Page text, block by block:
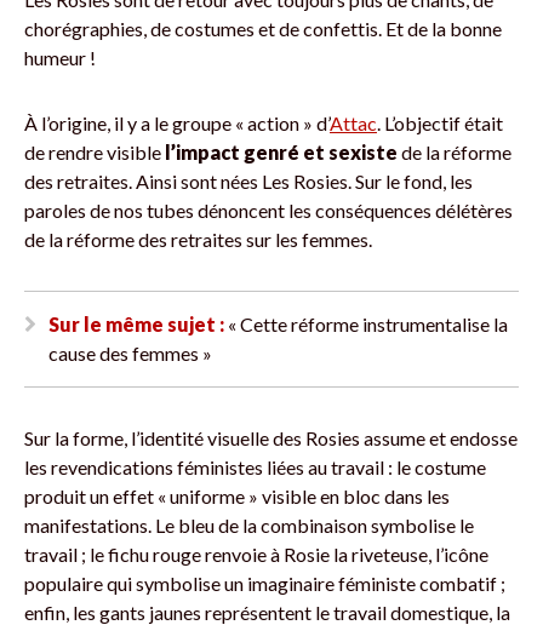
chorégraphies, de costumes et de confettis. Et de la bonne
humeur !
À l’origine, il y a le groupe « action » d’Attac . L’objectif était
de rendre visible l’impact genré et sexiste de la réforme
des retraites. Ainsi sont nées Les Rosies. Sur le fond, les
paroles de nos tubes dénoncent les conséquences délétères
de la réforme des retraites sur les femmes.
Sur le même sujet : « Cette réforme instrumentalise la
cause des femmes »
Sur la forme, l’identité visuelle des Rosies assume et endosse
les revendications féministes liées au travail : le costume
produit un effet « uniforme » visible en bloc dans les
manifestations. Le bleu de la combinaison symbolise le
travail ; le fichu rouge renvoie à Rosie la riveteuse, l’icône
populaire qui symbolise un imaginaire féministe combatif ;
enfin, les gants jaunes représentent le travail domestique, la